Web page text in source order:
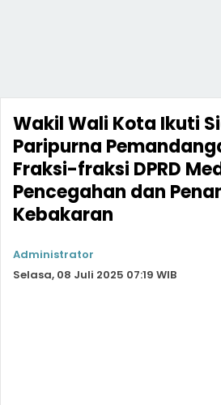
Wakil Wali Kota Ikuti
Paripurna
Fraksi-fraksi DPRD
Pencegahan dan
Kebakaran
Administrator
Selasa, 08 Juli 2025 07:19 WIB